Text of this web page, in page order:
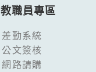
教職員專區
差勤系統
公文簽核
網路請購